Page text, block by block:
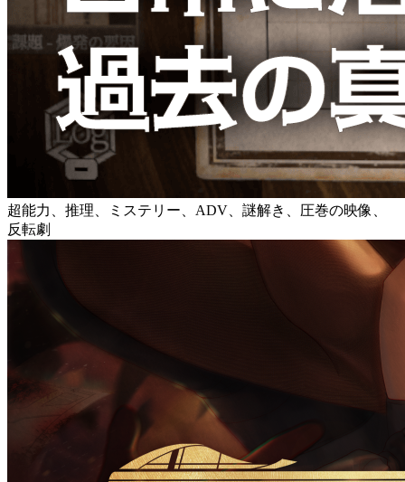
超能力、推理、ミステリー、ADV、謎解き、圧巻の映像、
反転劇